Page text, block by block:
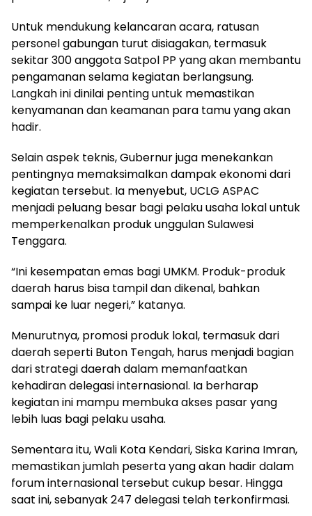
Untuk mendukung kelancaran acara, ratusan
personel gabungan turut disiagakan, termasuk
sekitar 300 anggota Satpol PP yang akan membantu
pengamanan selama kegiatan berlangsung.
Langkah ini dinilai penting untuk memastikan
kenyamanan dan keamanan para tamu yang akan
hadir.
Selain aspek teknis, Gubernur juga menekankan
pentingnya memaksimalkan dampak ekonomi dari
kegiatan tersebut. Ia menyebut, UCLG ASPAC
menjadi peluang besar bagi pelaku usaha lokal untuk
memperkenalkan produk unggulan Sulawesi
Tenggara.
“Ini kesempatan emas bagi UMKM. Produk-produk
daerah harus bisa tampil dan dikenal, bahkan
sampai ke luar negeri,” katanya.
Menurutnya, promosi produk lokal, termasuk dari
daerah seperti Buton Tengah, harus menjadi bagian
dari strategi daerah dalam memanfaatkan
kehadiran delegasi internasional. Ia berharap
kegiatan ini mampu membuka akses pasar yang
lebih luas bagi pelaku usaha.
Sementara itu, Wali Kota Kendari, Siska Karina Imran,
memastikan jumlah peserta yang akan hadir dalam
forum internasional tersebut cukup besar. Hingga
saat ini, sebanyak 247 delegasi telah terkonfirmasi.